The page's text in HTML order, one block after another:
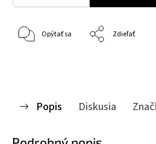
Opýtať sa Zdieľať
Popis Diskusia